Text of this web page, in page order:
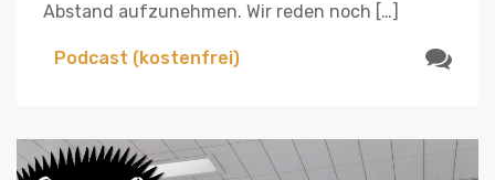
Abstand aufzunehmen. Wir reden noch […]
Podcast (kostenfrei)